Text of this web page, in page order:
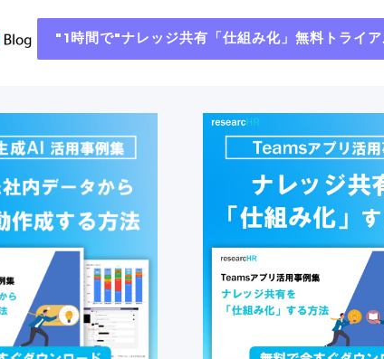
"1時間で"ナレッジ共有「仕組み化」無料トライ